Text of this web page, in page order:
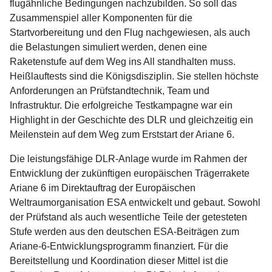
flugähnliche Bedingungen nachzubilden. So soll das
Zusammenspiel aller Komponenten für die
Startvorbereitung und den Flug nachgewiesen, als auch
die Belastungen simuliert werden, denen eine
Raketenstufe auf dem Weg ins All standhalten muss.
Heißlauftests sind die Königsdisziplin. Sie stellen höchste
Anforderungen an Prüfstandtechnik, Team und
Infrastruktur. Die erfolgreiche Testkampagne war ein
Highlight in der Geschichte des DLR und gleichzeitig ein
Meilenstein auf dem Weg zum Erststart der Ariane 6.
Die leistungsfähige DLR-Anlage wurde im Rahmen der
Entwicklung der zukünftigen europäischen Trägerrakete
Ariane 6 im Direktauftrag der Europäischen
Weltraumorganisation ESA entwickelt und gebaut. Sowohl
der Prüfstand als auch wesentliche Teile der getesteten
Stufe werden aus den deutschen ESA-Beiträgen zum
Ariane-6-Entwicklungsprogramm finanziert. Für die
Bereitstellung und Koordination dieser Mittel ist die